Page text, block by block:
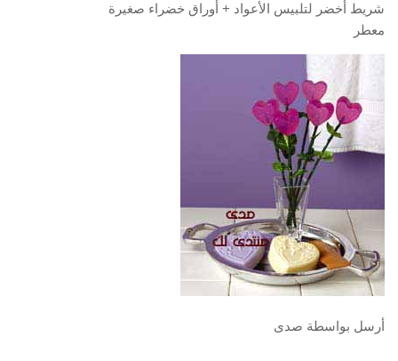
شريط أخضر لتلبيس الأعواد + أوراق خضراء صغيرة
معطر
أرسل بواسطة صدى